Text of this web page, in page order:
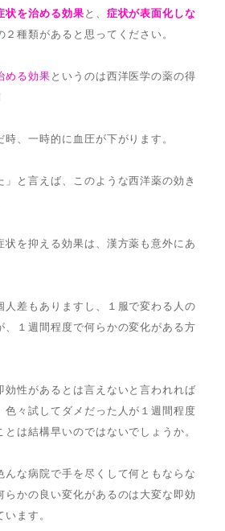
状を治める効果と、 症状が表面化しな
２種類があると思ってください。
める効果 というのは西洋医学の薬の得
、一時的に血圧が下がります。
」と言えば、このような西洋薬の効き
状を抑える効果は、漢方薬も意外にあ
人差もありますし、１服で変わる人の
、１週間程度で何らかの変化がある方
効性があるとは言えないと言われれば
色々試してダメだった人が１週間程度
は結構早いのではないでしょうか。
んな病院で手を尽くして何ともならな
らかの良い変化があるのは大変な即効
ます。